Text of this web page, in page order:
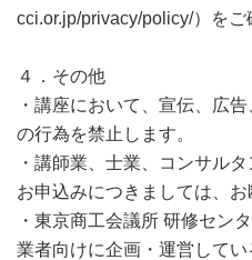
cci.or.jp/privacy/policy/）をご
４．その他
・講座において、宣伝、広
の行為を禁止します。
・講師業、士業、コンサル
お申込みにつきましては、お
・東京商工会議所 研修セン
業者向けに企画・運営して